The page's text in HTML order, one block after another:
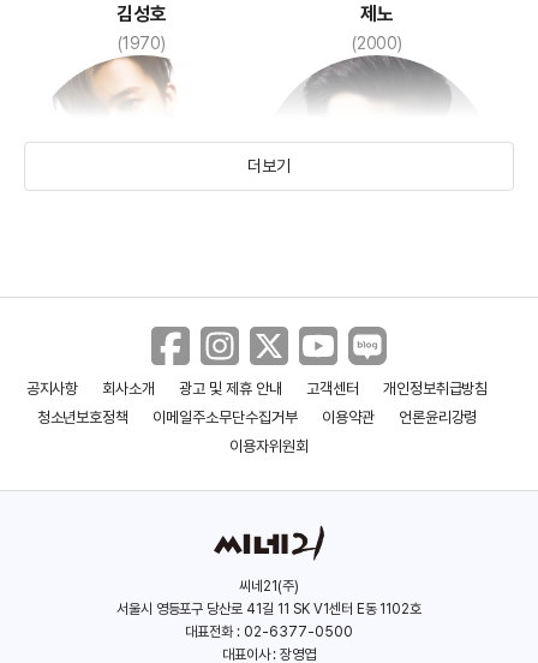
김성호
(1970)
제노
(2000)
재민
(2000)
이종혁
(1974)
더보기
공지사항 회사소개 광고 및 제휴 안내 고객센터
개인정보취급방침
청소년보호정책
이메일주소무단수집거부 이용약관
언론윤리강령
이용자위원회
씨네21(주)
서울시 영등포구 당산로 41길 11 SK V1센터 E동 1102호
대표전화 : 02-6377-0500
대표이사 : 장영엽